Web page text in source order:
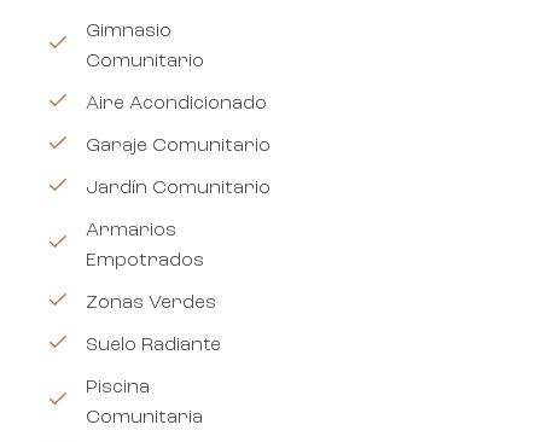
Gimnasio
Comunitario
Aire Acondicionado
Garaje Comunitario
Jardín Comunitario
Armarios
Empotrados
Zonas Verdes
Suelo Radiante
Piscina
Comunitaria